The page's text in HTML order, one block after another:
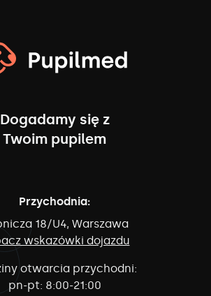
Dogadamy się z
Twoim pupilem
Przychodnia:
18/U4, Warszawa
wskazówki dojazdu
otwarcia przychodni:
pn-pt: 8:00-21:00